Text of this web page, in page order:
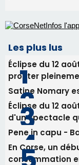
Les plus lus
Éclipse du 12
profiter
Satine Nomary
Éclipse du 12
d'un spectacle
Pene in capu -
En Corse, un
consommation